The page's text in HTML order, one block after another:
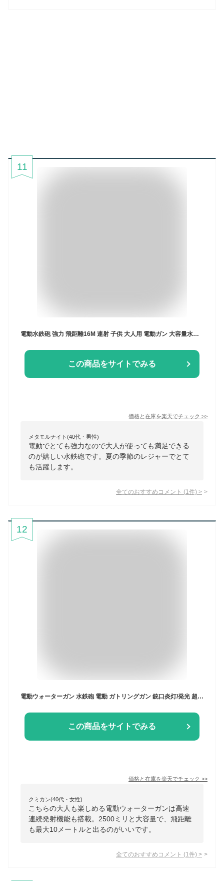
11
電動水鉄砲 強力 飛距離16M 連射 子供 大人用 電動ガン 大容量水タンク 男の子 おもちゃ プール ビーチ 海水浴 水遊びグッズ アウトドア 夏祭り カッコいい ウォーターガン おもちゃ キッズ ジュニア 8歳 9歳 10歳 11歳 12歳 贈り物 子供の日 ギフト こどもの日 プレゼント
この商品をサイトでみる
価格と在庫を楽天でチェック >>
メタモルナイト(40代・男性)
電動でとても強力なので大人が使っても満足できる
のが嬉しい水鉄砲です。夏の季節のレジャーでとて
も活躍します。
全てのおすすめコメント (1 件) >
12
電動ウォーターガン 水鉄砲 電動 ガトリングガン 銃口炎灯/発光 超強力飛距離 約8-10m 1500mAh電池 水鉄砲合戦 電動水ピストル 水てっぽう LED射撃ライト 高速連続発射機能 2500ml大容量 大容量バッグタンク 水漏れ防止 夏休み 子供用
この商品をサイトでみる
価格と在庫を楽天でチェック >>
クミカン(40代・女性)
こちらの大人も楽しめる電動ウォーターガンは高速
連続発射機能も搭載。2500ミリと大容量で、飛距離
も最大10メートルと出るのがいいです。
全てのおすすめコメント (1 件) >